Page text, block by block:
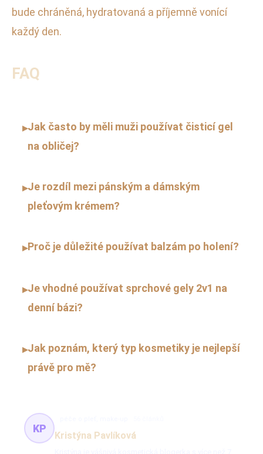
bude chráněná, hydratovaná a příjemně vonící
každý den.
FAQ
▸Jak často by měli muži používat čisticí gel
na obličej?
▸Je rozdíl mezi pánským a dámským
pleťovým krémem?
▸Proč je důležité používat balzám po holení?
▸Je vhodné používat sprchové gely 2v1 na
denní bázi?
▸Jak poznám, který typ kosmetiky je nejlepší
právě pro mě?
KP
Kristýna Pavlíková